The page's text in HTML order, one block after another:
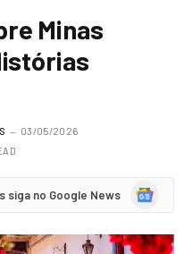
Minas
03/05/2026
siga no Google News
Google